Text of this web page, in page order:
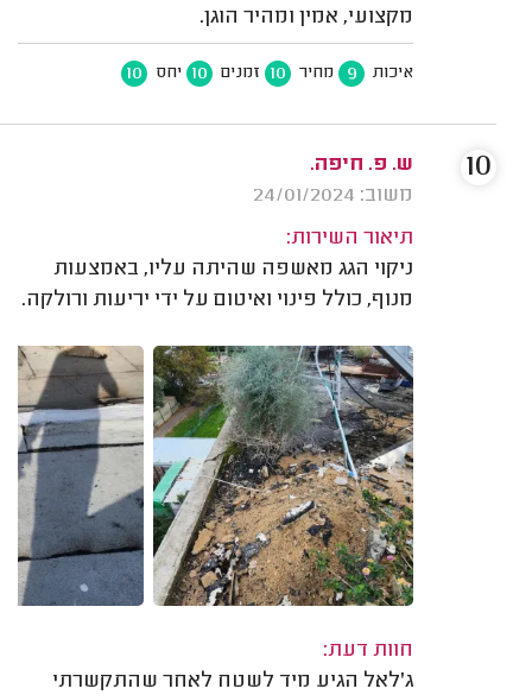
מקצועי, אמין ומהיר הוגן.
איכות 9 מחיר 10 זמנים 10 יחס 10
ש. פ. חיפה.
משוב: 24/01/2024
תיאור השירות:
ניקוי הגג מאשפה שהיתה עליו, באמצעות
מנוף, כולל פינוי ואיטום על ידי יריעות ורולקה.
חוות דעת:
ג'לאל הגיע מיד לשטח לאחר שהתקשרתי
10